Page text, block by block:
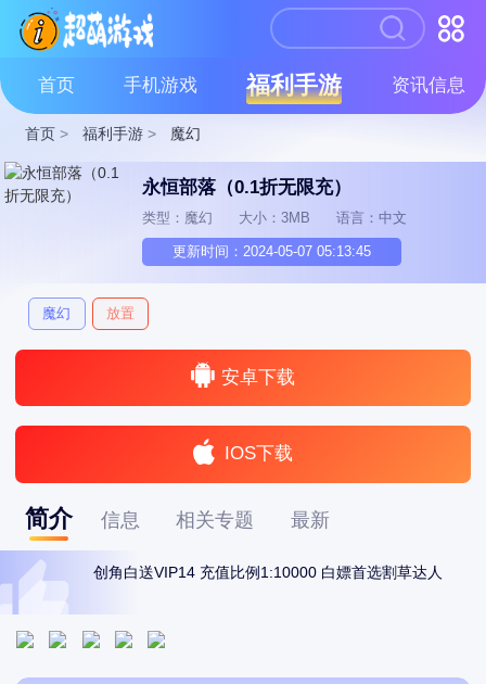
首页 手机游戏 福利手游 资讯信息
首页 > 福利手游 > 魔幻
永恒部落（0.1折无限充）
类型：魔幻 大小：3MB 语言：中文
更新时间：2024-05-07 05:13:45
魔幻 放置
安卓下载
IOS下载
简介 信息 相关专题 最新
创角白送VIP14 充值比例1:10000 白嫖首选割草达人